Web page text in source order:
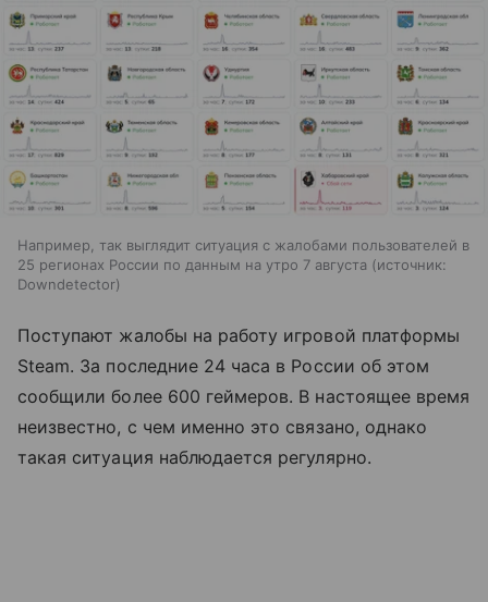
Например, так выглядит ситуация с жалобами пользователей в
25 регионах России по данным на утро 7 августа
источник:
Downdetector
Поступают жалобы на работу игровой платформы
Steam. За последние 24 часа в России об этом
сообщили более 600 геймеров. В настоящее время
неизвестно, с чем именно это связано, однако
такая ситуация наблюдается регулярно.